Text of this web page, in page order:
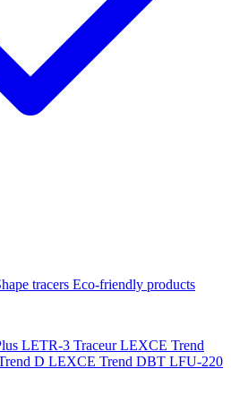
tracers Eco-friendly products
LETR-3 Traceur LEXCE Trend
D LEXCE Trend DBT LFU-220